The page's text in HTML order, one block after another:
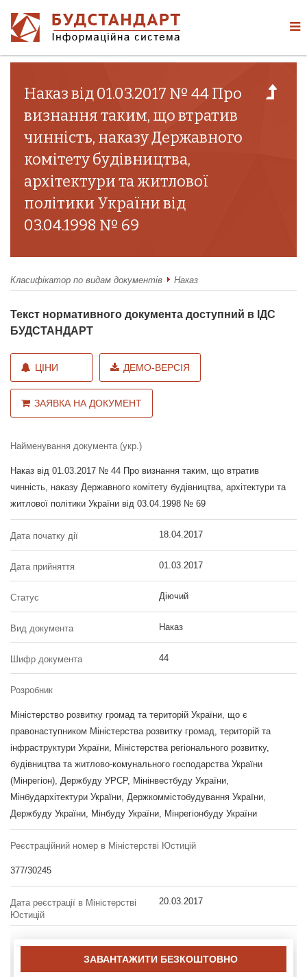
Наказ від 01.03.2017 № 44 Про
визнання таким, що втратив
чинність, наказу Державного
комітету будівництва,
архітектури та житлової
політики України від
03.04.1998 № 69
Класифікатор по видам документів Наказ
Текст нормативного документа доступний в ІДС
БУДСТАНДАРТ
ЦІНИ ДЕМО-ВЕРСІЯ
ЗАЯВКА НА ДОКУМЕНТ
Найменування документа (укр.)
Наказ від 01.03.2017 № 44 Про визнання таким, що втратив
чинність, наказу Державного комітету будівництва, архітектури та
житлової політики України від 03.04.1998 № 69
Дата початку дії 18.04.2017
Дата прийняття 01.03.2017
Статус Діючий
Вид документа Наказ
Шифр документа 44
Розробник
Міністерство розвитку громад та територій України, що є
правонаступником Міністерства розвитку громад, територій та
інфраструктури України, Міністерства регіонального розвитку,
будівництва та житлово-комунального господарства України
(Мінрегіон), Держбуду УРСР, Мінінвестбуду України,
Мінбудархітектури України, Держкоммістобудування України,
Держбуду України, Мінбуду України, Мінрегіонбуду України
Реєстраційний номер в Міністерстві Юстицій
377/30245
Дата реєстрації в Міністерстві
Юстицій
20.03.2017
ЗАВАНТАЖИТИ БЕЗКОШТОВНО